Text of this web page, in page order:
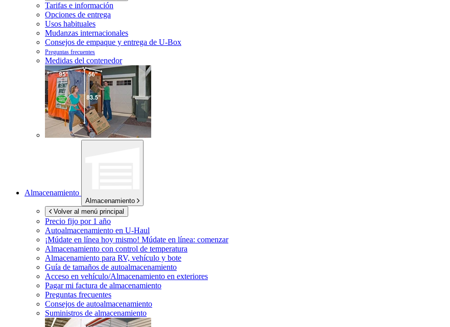
Tarifas e información
Opciones de entrega
Usos habituales
Mudanzas internacionales
Consejos de empaque y entrega de U-Box
Preguntas frecuentes
Medidas del contenedor
Almacenamiento
Almacenamiento
Volver al menú principal
Precio fijo por 1 año
Autoalmacenamiento en U-Haul
¡Múdate en línea hoy mismo! Múdate en línea: comenzar
Almacenamiento con control de temperatura
Almacenamiento para RV, vehículo y bote
Guía de tamaños de autoalmacenamiento
Acceso en vehículo/Almacenamiento en exteriores
Pagar mi factura de almacenamiento
Preguntas frecuentes
Consejos de autoalmacenamiento
Suministros de almacenamiento